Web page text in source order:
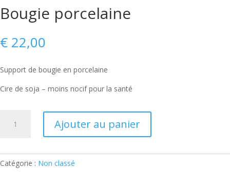
Bougie porcelaine
€ 22,00
Support de bougie en porcelaine
Cire de soja – moins nocif pour la santé
Ajouter au panier
Catégorie : Non classé